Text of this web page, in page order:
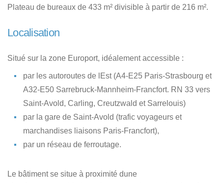
Plateau de bureaux de 433 m² divisible à partir de 216 m².
Localisation
Situé sur la zone Europort, idéalement accessible :
par les autoroutes de lEst (A4-E25 Paris-Strasbourg et
A32-E50 Sarrebruck-Mannheim-Francfort. RN 33 vers
Saint-Avold, Carling, Creutzwald et Sarrelouis)
par la gare de Saint-Avold (trafic voyageurs et
marchandises liaisons Paris-Francfort),
par un réseau de ferroutage.
Le bâtiment se situe à proximité dune